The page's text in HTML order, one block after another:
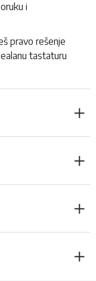
i
pravo rešenje
tastaturu